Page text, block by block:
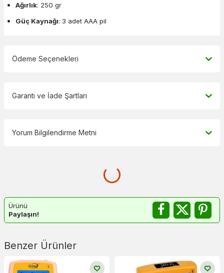
Ağırlık: 250 gr
Güç Kaynağı: 3 adet AAA pil
Ödeme Seçenekleri
Garanti ve İade Şartları
Yorum Bilgilendirme Metni
Ürünü
Paylaşın!
Benzer Ürünler